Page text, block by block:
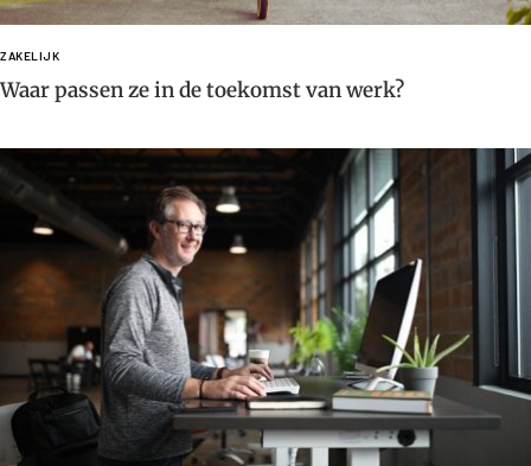
ZAKELIJK
Waar passen ze in de toekomst van werk?